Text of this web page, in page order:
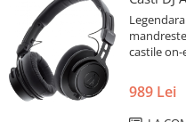
castile on-
989 Lei